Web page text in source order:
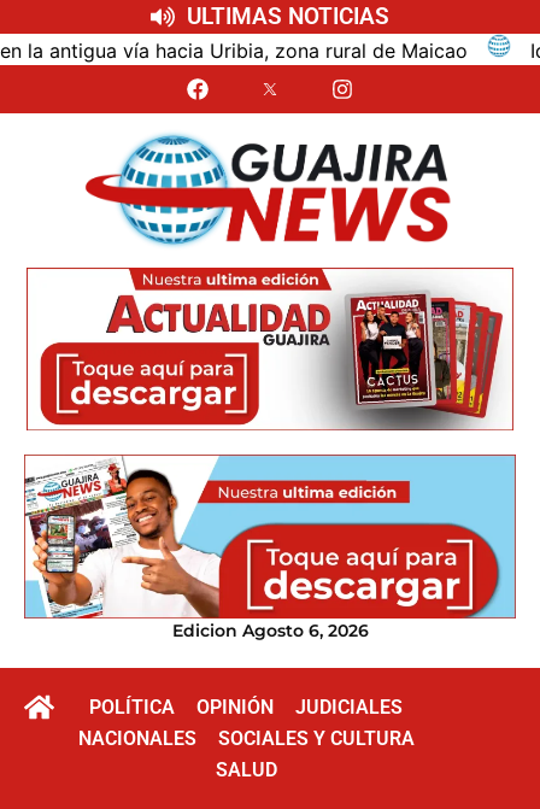
ULTIMAS NOTICIAS
vía hacia Uribia, zona rural de Maicao
Edicion Agosto 6, 2026
POLÍTICA OPINIÓN
JUDICIALES
NACIONALES
SOCIALES Y CULTURA
SALUD